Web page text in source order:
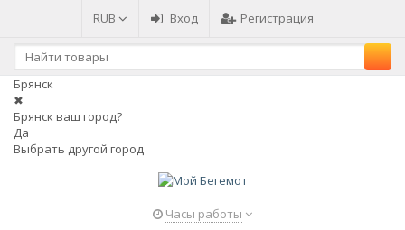
RUB Вход Регистрация
Брянск
✖
Брянск ваш город?
Да
Выбрать другой город
Часы работы